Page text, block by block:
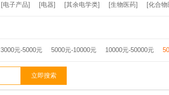
[电子产品] [电器] [其余电学类] [生物医药] [化合物
3000元-5000元 5000元-10000元 10000元-50000元